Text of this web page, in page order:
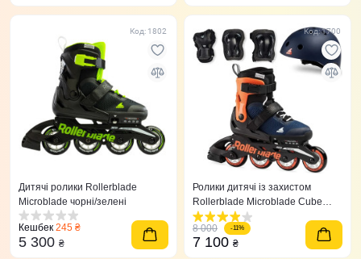
Код: 1802
Дитячі ролики Rollerblade
Microblade чорні/зелені
Кешбек 245 ₴
5 300 ₴
Код: 1700
Ролики дитячі із захистом
Rollerblade Microblade Сube
Orange/Blue
8 000
-11%
7 100 ₴